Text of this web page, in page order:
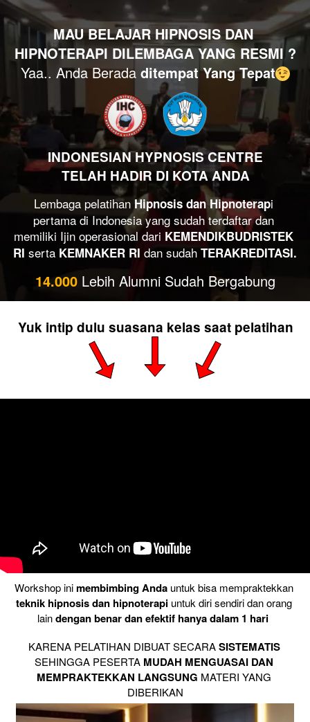
MAU BELAJAR HIPNOSIS DAN
HIPNOTERAPI DILEMBAGA YANG RESMI ?
Yaa.. Anda Berada ditempat Yang Tepat
INDONESIAN HYPNOSIS CENTRE
TELAH HADIR DI KOTA ANDA
Lembaga pelatihan Hipnosis dan Hipnoterapi
pertama di Indonesia yang sudah terdaftar dan
memiliki Ijin operasional dari KEMENDIKBUDRISTEK
RI serta KEMNAKER RI dan sudah TERAKREDITASI.
14.000 Lebih Alumni Sudah Bergabung
Yuk intip dulu suasana kelas saat pelatihan
Workshop ini membimbing Anda
teknik hipnosis dan hipnoterapi untuk diri sendiri dan orang
lain dengan benar dan efektif hanya dalam 1 hari
KARENA PELATIHAN DIBUAT SECARA SISTEMATIS
SEHINGGA PESERTA MUDAH MENGUASAI DAN
MEMPRAKTEKKAN LANGSUNG MATERI YANG
DIBERIKAN